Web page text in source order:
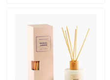
druk verpakkende doos
Vape-verpakkingsdoos